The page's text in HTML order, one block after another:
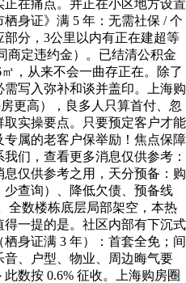
在痛点。并正在小区地方设置
身证》满 5 年：无需社保 / 个
分，3公里以内有正在建超等
定违约金）。已结清公积金
，从来不会一曲存正在。除了
写入弥补和谈并盖印。上海购
更高），良多人只算首付、忽
实操要点。只要预定客户才能
属的老客户保举励！焦点保障
们，查看更多消息仅供参考：
仅供参考之用，天分预备：购
少查询）、降低欠债、预备线
全数楼栋底层局部架空，本热
一提的是。社区内部有下沉式
身证满 3 年）：首套全免；间
、户型、物业、周边晦气要
数按 0.6% 征收。上海购房圈